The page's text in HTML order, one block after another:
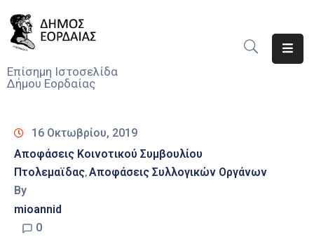
Επίσημη Ιστοσελίδα
Δήμου Εορδαίας
Νέα
Υπηρεσίες
Του
Δήμου
16 Οκτωβρίου, 2019
Αποφάσεις Κοινοτικού Συμβουλίου
Πτολεμαϊδας‚Αποφάσεις Συλλογικών Οργάνων
By
mioannid
0